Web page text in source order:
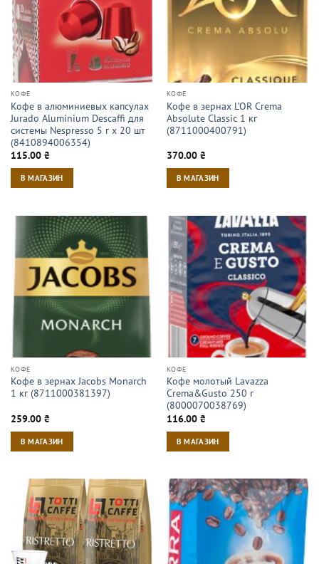
КОФЕ
Кофе в алюминиевых капсулах
Jurado Aluminium Descaffi для
системы Nespresso 5 г х 20 шт
(8410894006354)
115.00 ₴
В МАГАЗИН
КОФЕ
Кофе в зернах L’OR Crema
Absolute Classic 1 кг
(8711000400791)
370.00 ₴
В МАГАЗИН
КОФЕ
Кофе в зернах Jacobs Monarch
1 кг (8711000381397)
259.00 ₴
В МАГАЗИН
КОФЕ
Кофе молотый Lavazza
Crema&Gusto 250 г
(8000070038769)
116.00 ₴
В МАГАЗИН